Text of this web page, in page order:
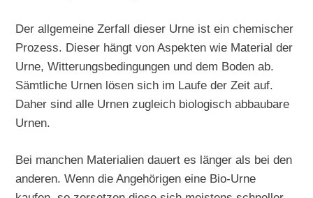
Der allgemeine Zerfall dieser Urne ist ein chemischer
Prozess. Dieser hängt von Aspekten wie Material der
Urne, Witterungsbedingungen und dem Boden ab.
Sämtliche Urnen lösen sich im Laufe der Zeit auf.
Daher sind alle Urnen zugleich biologisch abbaubare
Urnen.
Bei manchen Materialien dauert es länger als bei den
anderen. Wenn die Angehörigen eine Bio-Urne